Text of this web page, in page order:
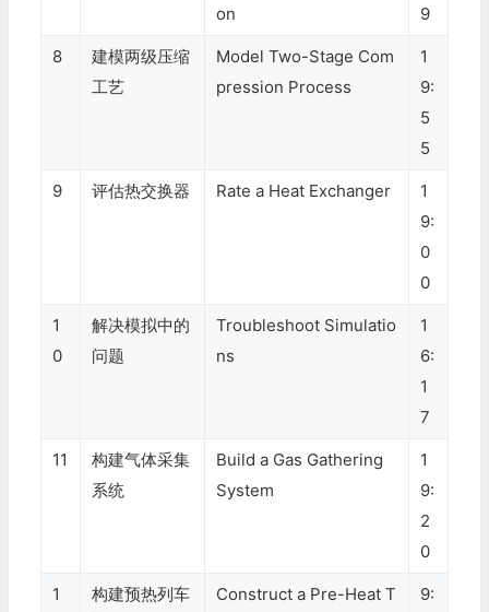
on
9
8
建模两级压缩
工艺
Model Two-Stage Com
pression Process
1
9:
5
5
9 评估热交换器 Rate a Heat Exchanger
1
9:
0
0
1
0
解决模拟中的
问题
Troubleshoot Simulatio
ns
1
6:
1
7
11
构建气体采集
系统
Build a Gas Gathering
System
1
9:
2
0
1
构建预热列车
Construct a Pre-Heat T
9: